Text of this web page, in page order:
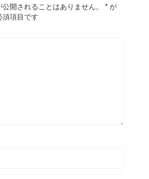
開されることはありません。 * が
須項目です